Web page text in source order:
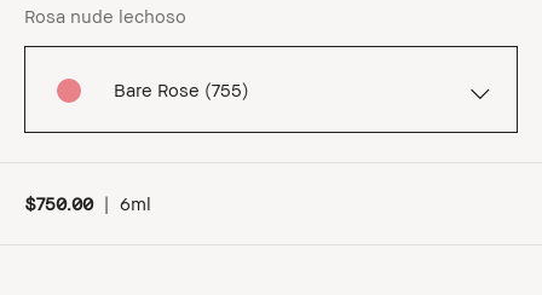
Rosa nude lechoso
Bare Rose (755)
$750.00 | 6ml